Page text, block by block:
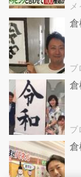
ブ
ブ